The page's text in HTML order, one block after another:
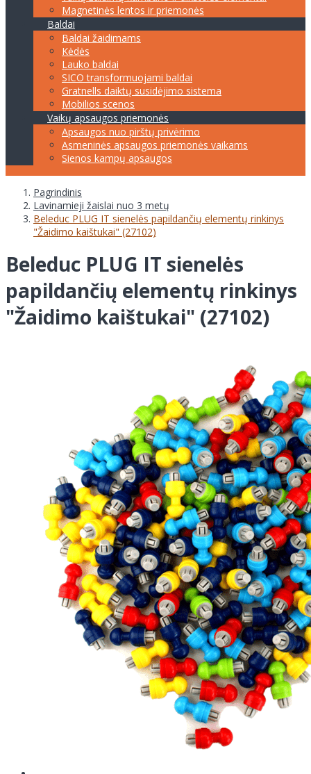
Magnetinės lentos ir priemonės
Baldai
Baldai žaidimams
Kėdės
Lauko baldai
SICO transformuojami baldai
Gratnells daiktų susidėjimo sistema
Mobilios scenos
Vaikų apsaugos priemonės
Apsaugos nuo pirštų privėrimo
Asmeninės apsaugos priemonės vaikams
Sienos kampų apsaugos
Pagrindinis
Lavinamieji žaislai nuo 3 metų
Beleduc PLUG IT sienelės papildančių elementų rinkinys
"Žaidimo kaištukai" (27102)
Beleduc PLUG IT sienelės
papildančių elementų rinkinys
"Žaidimo kaištukai" (27102)